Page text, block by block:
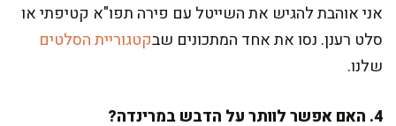
אני אוהבת להגיש את השייטל עם פירה תפו"א קטיפתי או
סלט רענן. נסו את אחד המתכונים שבקטגוריית הסלטים
שלנו.
4. האם אפשר לוותר על הדבש במרינדה?